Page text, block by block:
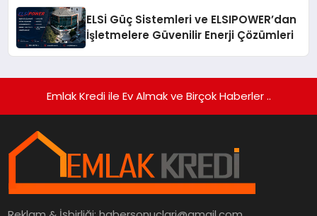
ELSİ Güç Sistemleri ve ELSIPOWER’dan
İşletmelere Güvenilir Enerji Çözümleri
Emlak Kredi ile Ev Almak ve Birçok Haberler ..